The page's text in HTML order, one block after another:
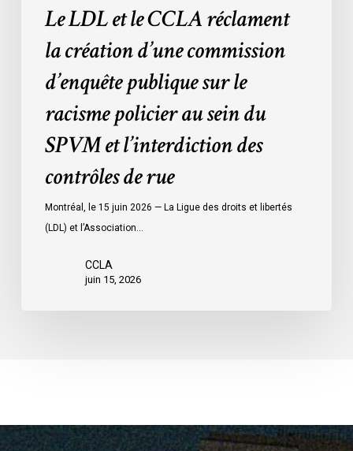
racisme
SPVM
contrôles
Le LDL et le CCLA réclament
la création d’une commission
d’enquête publique sur le
racisme policier au sein du
SPVM et l’interdiction des
contrôles de rue
Montréal, le 15 juin 2026 — La Ligue des droits et libertés
(LDL) et l’Association…
CCLA
juin 15, 2026